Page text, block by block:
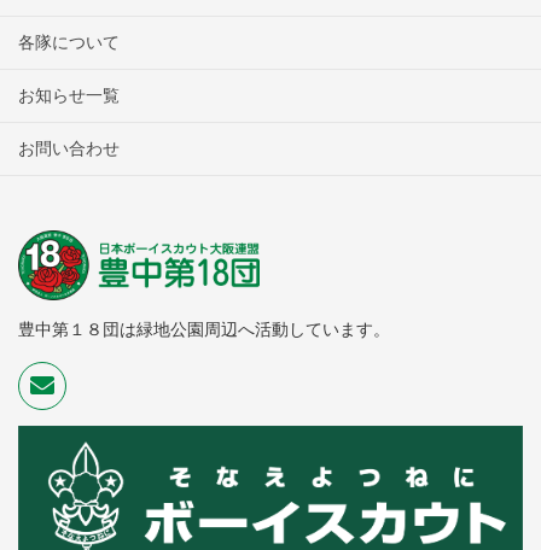
各隊について
お知らせ一覧
お問い合わせ
豊中第１８団は緑地公園周辺へ活動しています。